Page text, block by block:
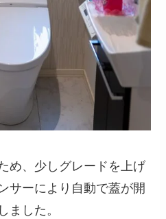
め、少しグレードを上げ
ンサーにより自動で蓋が開
ました。